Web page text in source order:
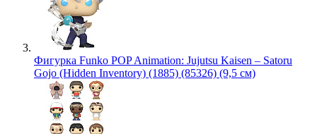
Фигурка Funko POP Animation: Jujutsu Kaisen – Satoru
Gojo (Hidden Inventory) (1885) (85326) (9,5 см)